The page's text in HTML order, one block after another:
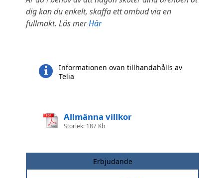
dig kan du enkelt, skaffa ett ombud via en
fullmakt. Läs merHär
Informationen ovan tillhandahålls av
Telia
Allmänna villkor
Storlek: 187 Kb
Erbjudande